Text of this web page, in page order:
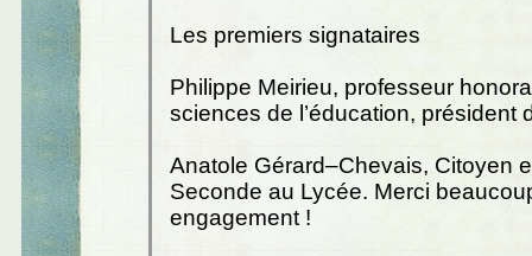
Les premiers signataires
Philippe Meirieu, professeur
sciences de l’éducation, président
Anatole Gérard–Chevais, Citoyen
Seconde au Lycée. Merci
engagement !